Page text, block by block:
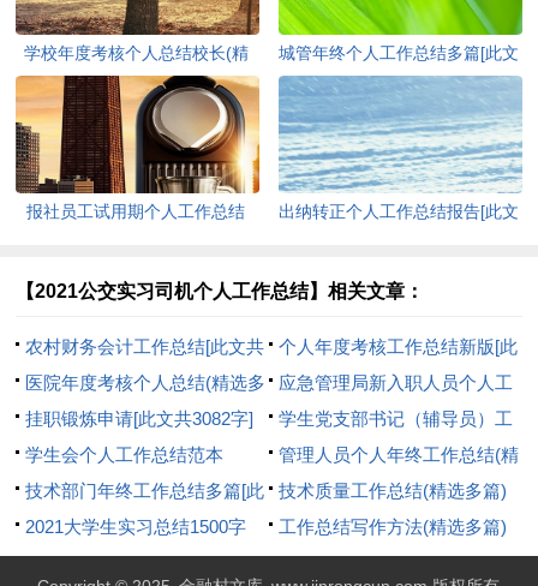
学校年度考核个人总结校长(精
选多篇)[此文共7741字]
城管年终个人工作总结多篇[此文
共6136字]
报社员工试用期个人工作总结
出纳转正个人工作总结报告[此文
【2021公交实习司机个人工作总结】相关文章：
农村财务会计工作总结[此文共
7947字]
个人年度考核工作总结新版[此
文共4573字]
医院年度考核个人总结(精选多
篇)[此文共6336字]
应急管理局新入职人员个人工
作总结[此文共494字]
挂职锻炼申请[此文共3082字]
学生党支部书记（辅导员）工
作总结[此文共1550字]
学生会个人工作总结范本
2021[此文共4587字]
管理人员个人年终工作总结(精
选多篇)[此文共7748字]
技术部门年终工作总结多篇[此
文共10067字]
技术质量工作总结(精选多篇)
[此文共12348字]
2021大学生实习总结1500字
[此文共7623字]
工作总结写作方法(精选多篇)
[此文共9834字]